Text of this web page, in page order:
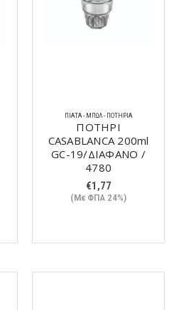
ΠΙΆΤΑ - ΜΠΩΛ - ΠΟΤΉΡΙΑ
ΠΟΤΗΡΙ
CASABLANCA 200ml
GC-19/ΔΙΑΦΑΝΟ /
4780
€1,77
(Με ΦΠΑ 24%)